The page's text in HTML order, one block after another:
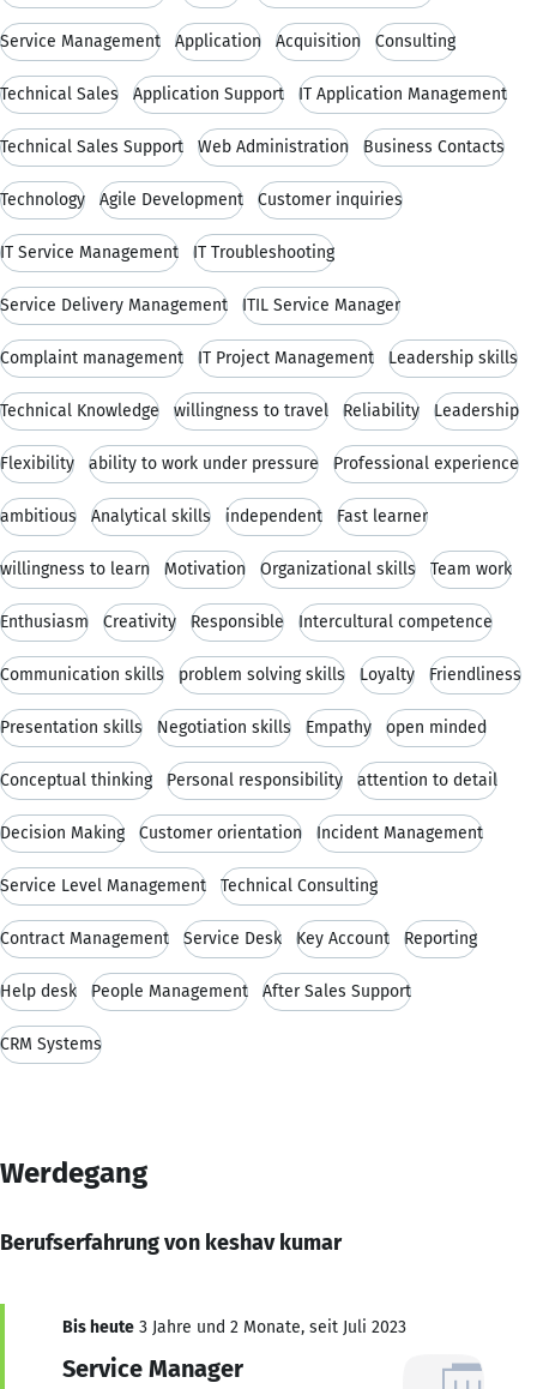
Service Management Application Acquisition Consulting
Technical Sales Application Support IT Application Management
Technical Sales Support Web Administration Business Contacts
Technology Agile Development Customer inquiries
IT Service Management IT Troubleshooting
Service Delivery Management ITIL Service Manager
Complaint management IT Project Management Leadership skills
Technical Knowledge willingness to travel Reliability Leadership
Flexibility ability to work under pressure Professional experience
ambitious Analytical skills independent Fast learner
willingness to learn Motivation Organizational skills Team work
Enthusiasm Creativity Responsible Intercultural competence
Communication skills problem solving skills Loyalty Friendliness
Presentation skills Negotiation skills Empathy open minded
Conceptual thinking Personal responsibility attention to detail
Decision Making Customer orientation Incident Management
Service Level Management Technical Consulting
Contract Management Service Desk Key Account Reporting
Help desk People Management After Sales Support
CRM Systems
Werdegang
Berufserfahrung von keshav kumar
Bis heute 3 Jahre und 2 Monate, seit Juli 2023
Service Manager